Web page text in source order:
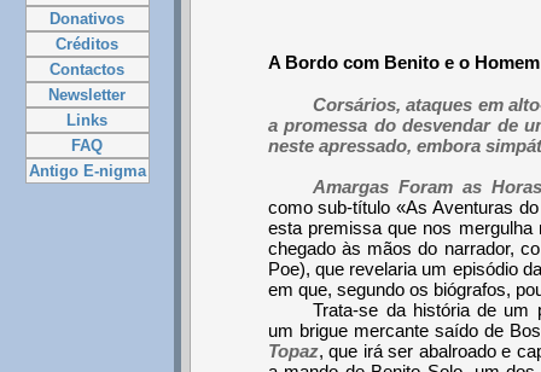
Donativos
Créditos
Contactos
Newsletter
Links
FAQ
Antigo E-nigma
A Bordo com Benito e o
Corsários, ataques em
a promessa do desvendar de
neste apressado, embora
Amargas Foram as
como sub-título «As Aventuras
esta premissa que nos
chegado às mãos do narrador,
Poe), que revelaria um episódio
em que, segundo os biógrafos,
Trata-se da história de um
um brigue mercante saído de
Topaz, que irá ser abalroado e